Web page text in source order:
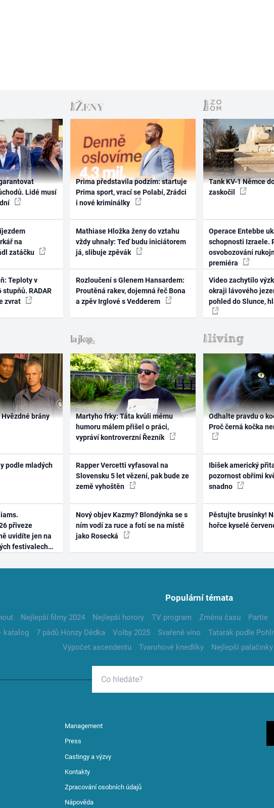
Lidé musí
na
zatáčku
Teploty v
RADAR
zvrat
Prima představila podzim: startuje
Prima sport, vrací se Polabí, Zrádci
i nové kriminálky
Mathiase Hložka ženy do vztahu
vždy uhnaly: Teď budu iniciátorem
já, slibuje zpěvák
Rozloučení s Glenem Hansardem:
Proutěná rakev, dojemná řeč Bona
a zpěv Irglové s Vedderem
Tank KV-1 Němce
zaskočil
Operace Entebbe
schopnosti Izraele.
osvobozování
premiéra
Video zachytilo
okraji lávového
pohled do Slunce,
brány
podle mladých
přiveze
uvidíte jen na
festivalech
Martyho frky: Táta kvůli mému
humoru málem přišel o práci,
vypráví kontroverzní Řezník
Rapper Vercetti vyfasoval na
Slovensku 5 let vězení, pak bude ze
země vyhoštěn
Nový objev Kazmy? Blondýnka se s
ním vodí za ruce a fotí se na místě
jako Rosecká
Odhalte pravdu o
Proč černá kočka
Ibišek americký
pozornost obřími
snadno
Pěstujte brusinky!
hořce kyselé
Populární témata
Nejlepší filmy 2024 Nejlepší horory TV program Změna času Partie
katalog
7 pádů Honzy Dědka Volby 2025 Svařené víno Tatarák podle
Výpočet ascendentu
Tvarohové knedlíky Nejlepší palačinky
Management
Press
Castingy a výzvy
Kontakty
Zpracování osobních údajů
Nápověda